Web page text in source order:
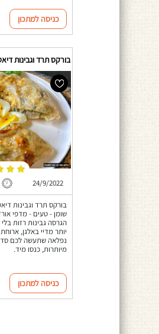
כניסה למתכון
בורקס תרד וגבינות
24/9/2022
בורקס תרד וגבינות
שומן - טעים - מדפי
הגרסה גבינות רזות בלי
יותר מדיי באלגן,
נפלאה שתעשה לכם סדר
מיותרות, כנסו מיד.
כניסה למתכון